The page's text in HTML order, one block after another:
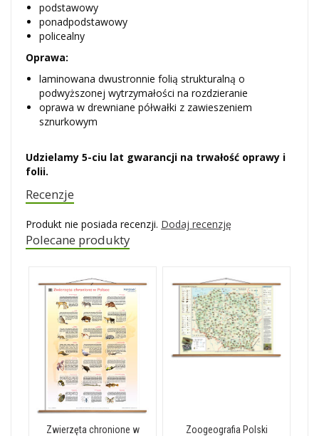
podstawowy
ponadpodstawowy
policealny
Oprawa:
laminowana dwustronnie folią strukturalną o
podwyższonej wytrzymałości na rozdzieranie
oprawa w drewniane półwałki z zawieszeniem
sznurkowym
Udzielamy 5-ciu lat gwarancji na trwałość oprawy i
folii.
Recenzje
Produkt nie posiada recenzji. Dodaj recenzję
Polecane produkty
Zwierzęta chronione w
Zoogeografia Polski